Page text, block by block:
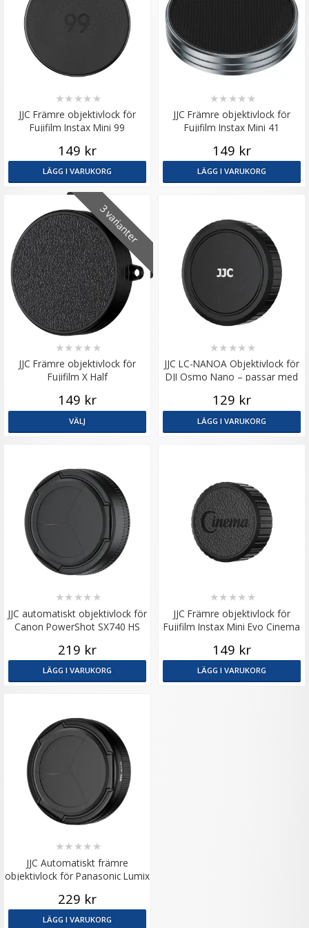
JJC Främre objektivlock för
Fujifilm Instax Mini 99
★★ ★★ ★
149 kr
LÄGG I VARUKORG
JJC Främre objektivlock för
Fujifilm Instax Mini 41
★★ ★★ ★
149 kr
LÄGG I VARUKORG
3 varianter
JJC Främre objektivlock för
Fujifilm X Half
★★ ★★ ★
149 kr
VÄLJ
JJC LC-NANOA Objektivlock för
DJI Osmo Nano – passar med
★★ ★★ ★
129 kr
LÄGG I VARUKORG
JJC automatiskt objektivlock för
Canon PowerShot SX740 HS
★★ ★★ ★
219 kr
LÄGG I VARUKORG
JJC Främre objektivlock för
Fujifilm Instax Mini Evo Cinema
★★ ★★ ★
149 kr
LÄGG I VARUKORG
JJC Automatiskt främre
objektivlock för Panasonic Lumix
★★ ★★ ★
229 kr
LÄGG I VARUKORG